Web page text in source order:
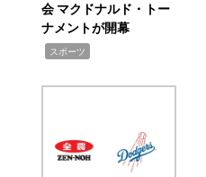
会 マクドナルド・トー
ナメントが開幕
スポーツ